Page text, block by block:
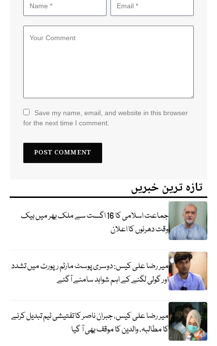
Save my name, email, and website in this browser
for the next time I comment.
تازہ ترین خبریں
جماعت اسلامی کا 16 اگست سے ملک بھر میں بیک
وقت دھرنوں کا اعلان
میر رضا علی کیس: دوسری پوسٹ مارٹم رپورٹ میں تشدد
اور گولی لگنے کے اہم شواہد سامنے آگئے
میر رضا علی کیس، جبران ناصر کا تفتیشی ٹیم تبدیل کرنے
کا مطالبہ، والدین کا موقف بھی آ گیا